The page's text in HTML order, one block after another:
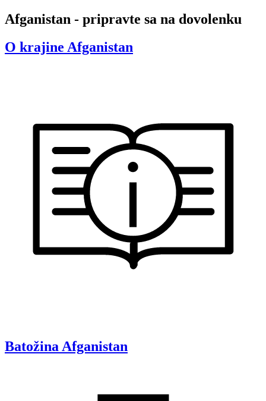
Afganistan - pripravte sa na dovolenku
O krajine Afganistan
Batožina Afganistan